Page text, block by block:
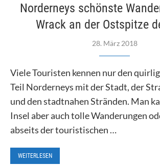
Norderneys schönste
Wrack an der Ostspitze
28. März 2018
Viele Touristen kennen nur den
Teil Norderneys mit der Stadt, der
und den stadtnahen Stränden. Man
Insel aber auch tolle Wanderungen
abseits der touristischen …
WEITERLESEN